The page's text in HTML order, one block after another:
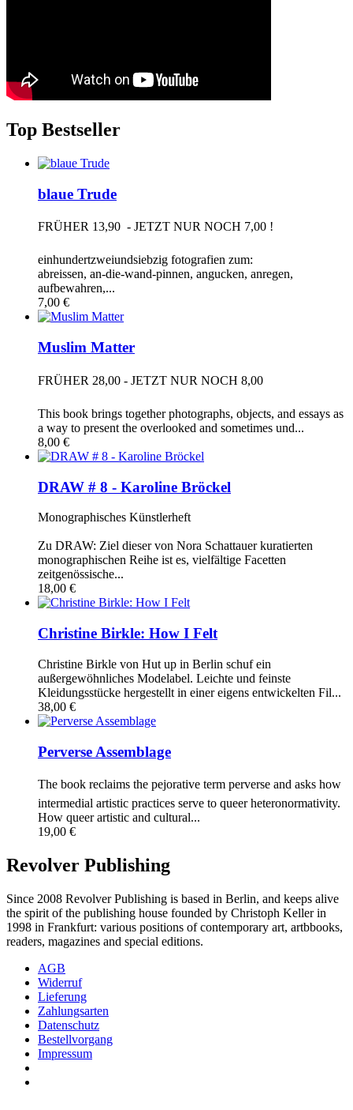
Top Bestseller
blaue Trude
FRÜHER 13,90  - JETZT NUR NOCH 7,00 !
einhundertzweiundsiebzig fotografien zum:
abreissen, an-die-wand-pinnen, angucken, anregen,
aufbewahren,...
7,00 €
Muslim Matter
FRÜHER 28,00 - JETZT NUR NOCH 8,00
This book brings together photographs, objects, and essays as
a way to present the overlooked and sometimes und...
8,00 €
DRAW # 8 - Karoline Bröckel
Monographisches Künstlerheft
Zu DRAW: Ziel dieser von Nora Schattauer kuratierten
monographischen Reihe ist es, vielfältige Facetten
zeitgenössische...
18,00 €
Christine Birkle: How I Felt
Christine Birkle von Hut up in Berlin schuf ein
außergewöhnliches Modelabel. Leichte und feinste
Kleidungsstücke hergestellt in einer eigens entwickelten Fil...
38,00 €
Perverse Assemblage
The book reclaims the pejorative term perverse and asks how
intermedial artistic practices serve to queer heteronormativity.
How queer artistic and cultural...
19,00 €
Revolver Publishing
Since 2008 Revolver Publishing is based in Berlin, and keeps alive
the spirit of the publishing house founded by Christoph Keller in
1998 in Frankfurt: various positions of contemporary art, artbbooks,
readers, magazines and special editions.
AGB
Widerruf
Lieferung
Zahlungsarten
Datenschutz
Bestellvorgang
Impressum